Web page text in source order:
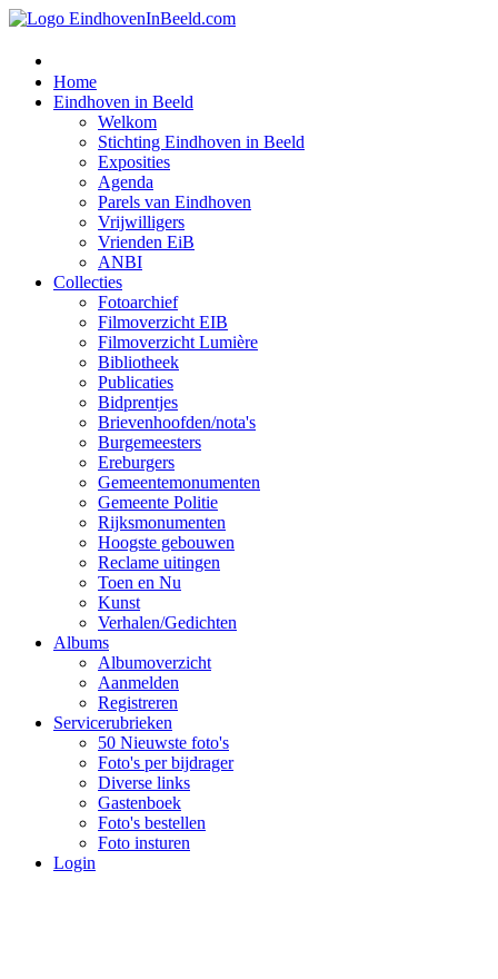
Home
Eindhoven in Beeld
Welkom
Stichting Eindhoven in Beeld
Exposities
Agenda
Parels van Eindhoven
Vrijwilligers
Vrienden EiB
ANBI
Collecties
Fotoarchief
Filmoverzicht EIB
Filmoverzicht Lumière
Bibliotheek
Publicaties
Bidprentjes
Brievenhoofden/nota's
Burgemeesters
Ereburgers
Gemeentemonumenten
Gemeente Politie
Rijksmonumenten
Hoogste gebouwen
Reclame uitingen
Toen en Nu
Kunst
Verhalen/Gedichten
Albums
Albumoverzicht
Aanmelden
Registreren
Servicerubrieken
50 Nieuwste foto's
Foto's per bijdrager
Diverse links
Gastenboek
Foto's bestellen
Foto insturen
Login